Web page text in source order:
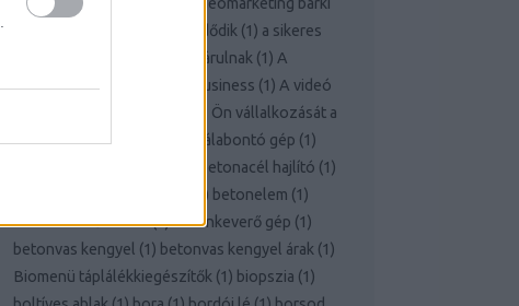
és mindenki számára itt kezdődik (1) a sikeres
önfejlesztés titkai most feltárulnak (1) A
videomarketing nagyon jó business (1) A videó
marketing ereje vezetheti az Ön vállalkozását a
sikerhez!(1)bálabontó bálabontó gép (1)
betonacél hajlító (1)
) betonelem (1)
betonkeverő bérlés(1)betonkeverő gép (1)
betonvas kengyel (1) betonvas kengyel árak (1)
Biomenü táplálékkiegészítők (1) biopszia (1)